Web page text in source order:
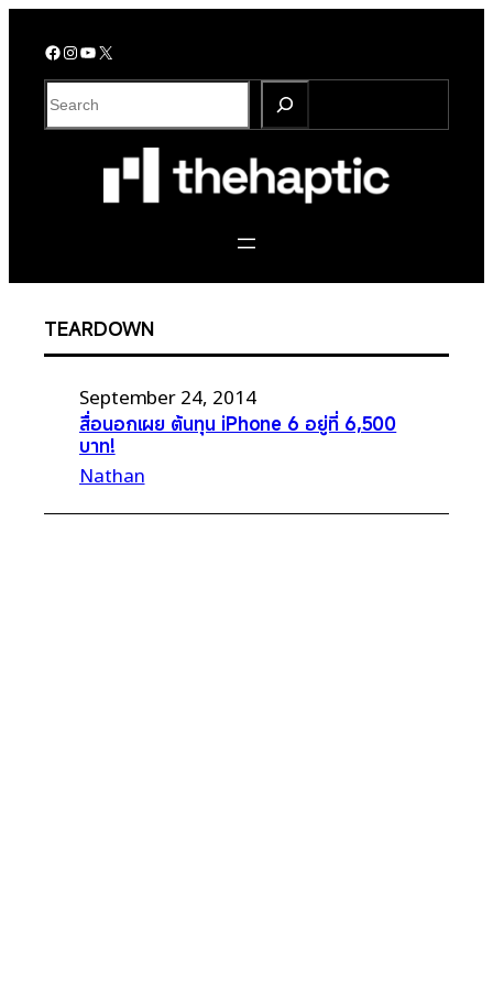
Facebook InstagramYouTube X
S
e
TEARDOWN
September 24, 2014
สื่อนอกเผย ต้นทุน iPhone 6 อยู่ที่ 6,500
บาท!
Nathan